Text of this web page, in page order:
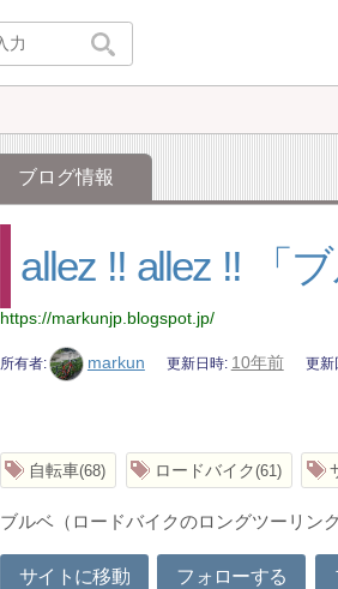
ブログ情報
allez !! allez !! 「
https://markunjp.blogspot.jp/
所有者 markun 更新日時 10年前 更新
自転車 68 ロードバイク 61
ブルベ（ロードバイクのロングツーリン
サイトに移動 フォローする